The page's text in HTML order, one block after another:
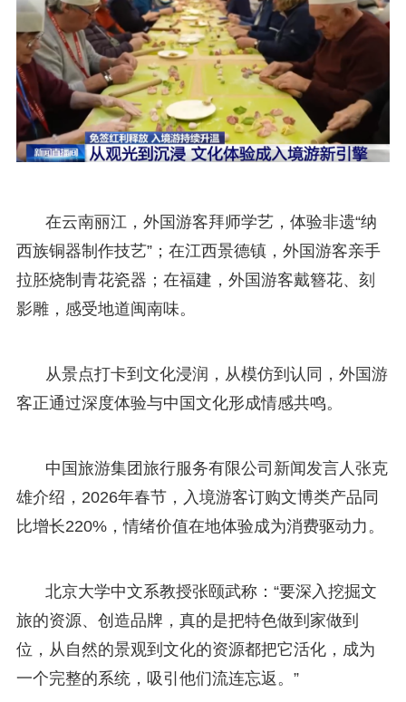
在云南丽江，外国游客拜师学艺，体验非遗“纳
西族铜器制作技艺”；在江西景德镇，外国游客亲手
拉胚烧制青花瓷器；在福建，外国游客戴簪花、刻
影雕，感受地道闽南味。
从景点打卡到文化浸润，从模仿到认同，外国游
客正通过深度体验与中国文化形成情感共鸣。
中国旅游集团旅行服务有限公司新闻发言人张克
雄介绍，2026年春节，入境游客订购文博类产品同
比增长220%，情绪价值在地体验成为消费驱动力。
北京大学中文系教授张颐武称：“要深入挖掘文
旅的资源、创造品牌，真的是把特色做到家做到
位，从自然的景观到文化的资源都把它活化，成为
一个完整的系统，吸引他们流连忘返。”